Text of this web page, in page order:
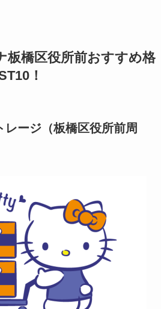
板橋区役所前おすすめ格
！
レージ（板橋区役所前周